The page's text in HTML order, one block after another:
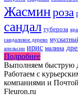
Жасминроза
сандал тубероза
сандаловое дерево
апельсин ирис малина
Подробнее
Выполняем быструю
Работаем с
компаниями и
Fleuron.ru